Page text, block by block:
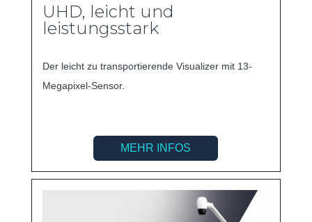
UHD, leicht und
leistungsstark
Der leicht zu transportierende Visualizer mit 13-
Megapixel-Sensor.
MEHR INFOS